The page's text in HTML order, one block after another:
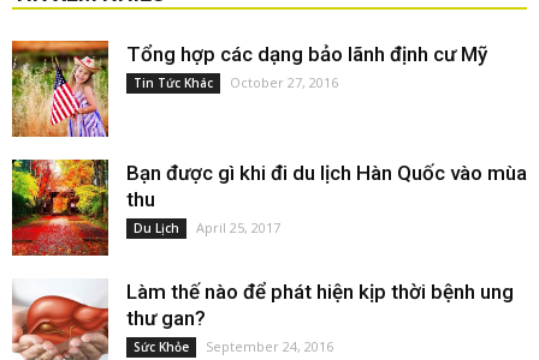
Tổng hợp các dạng bảo lãnh định cư Mỹ
Tin Tức Khác October 27, 2016
Bạn được gì khi đi du lịch Hàn Quốc vào mùa
thu
Du Lịch April 25, 2017
Làm thế nào để phát hiện kịp thời bệnh ung
thư gan?
Sức Khỏe September 24, 2016